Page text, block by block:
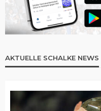
AKTUELLE SCHALKE NEWS